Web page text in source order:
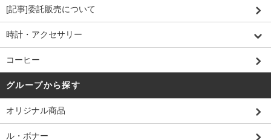
[記事]委託販売について
時計・アクセサリー
コーヒー
グループから探す
オリジナル商品
ル・ボナー